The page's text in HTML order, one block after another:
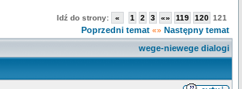
Idź do strony: « 1 2 3 «» 119 120 121
Poprzedni temat «» Następny temat
wege-niewege dialogi